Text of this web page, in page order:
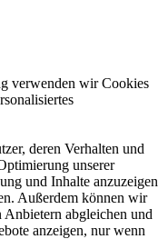
verwenden wir Cookies
deren Verhalten und
unserer
und Inhalte anzuzeigen
Außerdem können wir
Anbietern abgleichen und
anzeigen, nur wenn